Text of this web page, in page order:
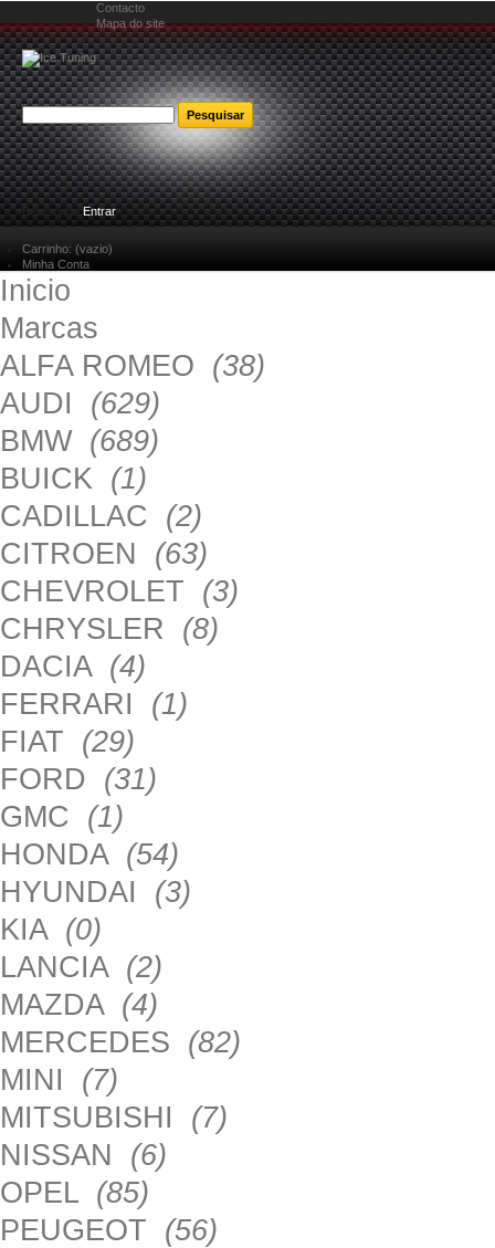
Contacto
Mapa do site
Bem-vindoEntrar
Carrinho: (vazio)
Minha Conta
Inicio
Marcas
ALFA ROMEO (38)
AUDI (629)
BMW (689)
BUICK (1)
CADILLAC (2)
CITROEN (63)
CHEVROLET (3)
CHRYSLER (8)
DACIA (4)
FERRARI (1)
FIAT (29)
FORD (31)
GMC (1)
HONDA (54)
HYUNDAI (3)
KIA (0)
LANCIA (2)
MAZDA (4)
MERCEDES (82)
MINI (7)
MITSUBISHI (7)
NISSAN (6)
OPEL (85)
PEUGEOT (56)